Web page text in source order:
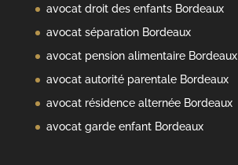
avocat droit des enfants Bordeaux
avocat séparation Bordeaux
avocat pension alimentaire Bordeaux
avocat autorité parentale Bordeaux
avocat résidence alternée Bordeaux
avocat garde enfant Bordeaux